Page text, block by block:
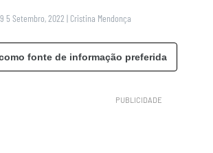
5 Setembro, 2022 | Cristina Mendonça
fonte de informação preferida